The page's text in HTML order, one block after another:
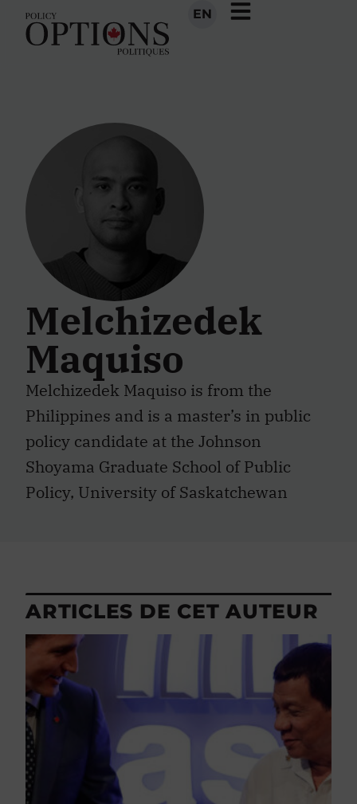
EN
Melchizedek
Maquiso
Melchizedek Maquiso is from the
Philippines and is a master’s in public
policy candidate at the Johnson
Shoyama Graduate School of Public
Policy, University of Saskatchewan
ARTICLES DE CET AUTEUR